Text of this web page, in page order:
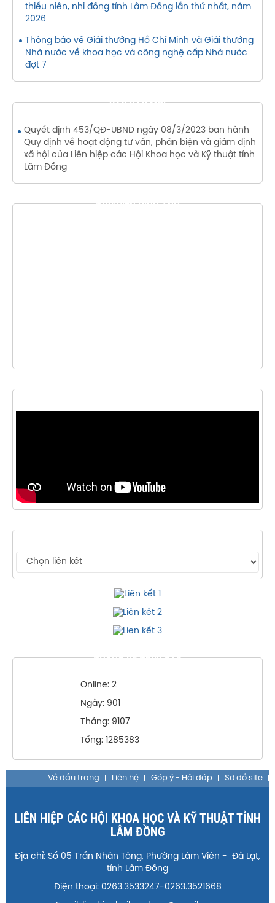
thiếu niên, nhi đồng tỉnh Lâm Đồng lần thứ nhất, năm
2026
Thông báo về Giải thưởng Hồ Chí Minh và Giải thưởng
Nhà nước về khoa học và công nghệ cấp Nhà nước
đợt 7
VĂN BẢN MỚI
Quyết định 453/QĐ-UBND ngày 08/3/2023 ban hành
Quy định về hoạt động tư vấn, phản biện và giám định
xã hội của Liên hiệp các Hội Khoa học và Kỹ thuật tỉnh
Lâm Đồng
THƯ VIỆN HÌNH ẢNH
THƯ VIỆN VIDEO
LIÊN KẾT WEBSITE
THỐNG KÊ TRUY CẬP
Online: 2
Ngày: 901
Tháng: 9107
Tổng: 1285383
Về đầu trang Liên hệ Góp ý - Hỏi đáp Sơ đồ site
LIÊN HIỆP CÁC HỘI KHOA HỌC VÀ KỸ THUẬT TỈNH
LÂM ĐỒNG
Địa chỉ: Số 05 Trần Nhân Tông, Phường Lâm Viên - Đà Lạt,
tỉnh Lâm Đồng
Điện thoại: 0263.3533247-0263.3521668